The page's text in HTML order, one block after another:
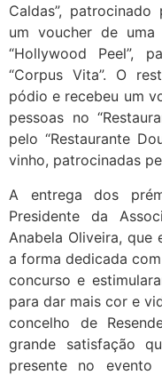
Caldas”, patrocinado
um voucher de
“Hollywood Peel”,
“Corpus Vita”. O
pódio e recebeu um
pessoas no
pelo “Restaurante
vinho, patrocinadas
A entrega dos
Presidente da
Anabela Oliveira,
a forma dedicada
concurso e
para dar mais cor e
concelho de
grande satisfação
presente no